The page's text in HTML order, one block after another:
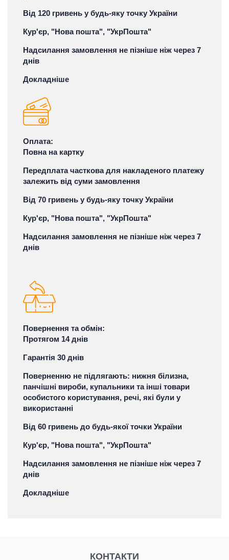
Від 120 гривень у будь-яку точку України
Кур'єр, "Нова пошта", "УкрПошта"
Надсилання замовлення не пізніше ніж через 7
днів
Докладніше
Оплата:
Повна на картку
Передплата часткова для накладеного платежу
залежить від суми замовлення
Від 70 гривень у будь-яку точку України
Кур'єр, "Нова пошта", "УкрПошта"
Надсилання замовлення не пізніше ніж через 7
днів
Повернення та обмін:
Протягом 14 днів
Гарантія 30 днів
Поверненню не підлягають: нижня білизна,
панчішні вироби, купальники та інші товари
особистого користування, речі, які були у
використанні
Від 60 гривень до будь-якої точки України
Кур'єр, "Нова пошта", "УкрПошта"
Надсилання замовлення не пізніше ніж через 7
днів
Докладніше
КОНТАКТИ